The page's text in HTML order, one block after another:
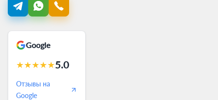
Google
★★★★★5.0
Отзывы на
Google